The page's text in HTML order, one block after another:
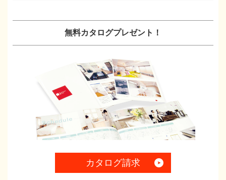
無料カタログプレゼント！
カタログ請求